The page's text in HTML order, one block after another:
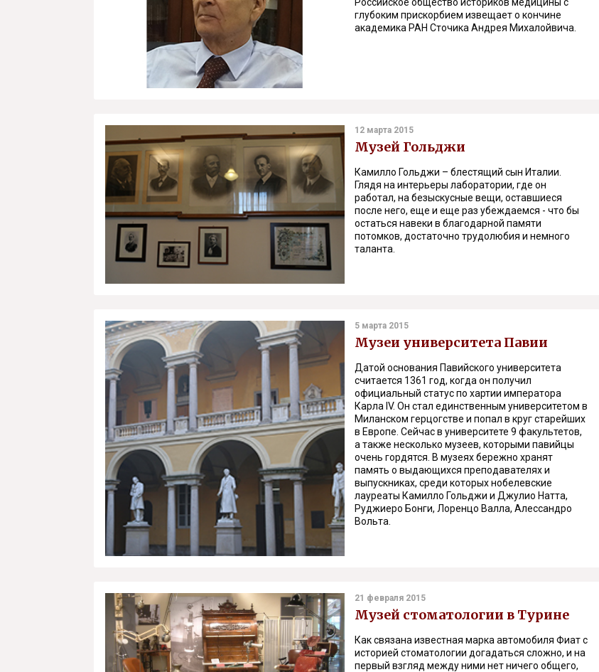
глубоким прискорбием извещает о кончине
академика РАН Сточика Андрея Михалойвича.
12 марта 2015
Музей Гольджи
Камилло Гольджи – блестящий сын Италии.
Глядя на интерьеры лаборатории, где он
работал, на безыскусные вещи, оставшиеся
после него, еще и еще раз убеждаемся - что бы
остаться навеки в благодарной памяти
потомков, достаточно трудолюбия и немного
таланта.
5 марта 2015
Музеи университета Павии
Датой основания Павийского университета
считается 1361 год, когда он получил
официальный статус по хартии императора
Карла IV. Он стал единственным университетом в
Миланском герцогстве и попал в круг старейших
в Европе. Сейчас в университете 9 факультетов,
а также несколько музеев, которыми павийцы
очень гордятся. В музеях бережно хранят
память о выдающихся преподавателях и
выпускниках, среди которых нобелевские
лауреаты Камилло Гольджи и Джулио Натта,
Руджиеро Бонги, Лоренцо Валла, Алессандро
Вольта.
21 февраля 2015
Музей стоматологии в Турине
Как связана известная марка автомобиля Фиат с
историей стоматологии догадаться сложно, и на
первый взгляд между ними нет ничего общего,